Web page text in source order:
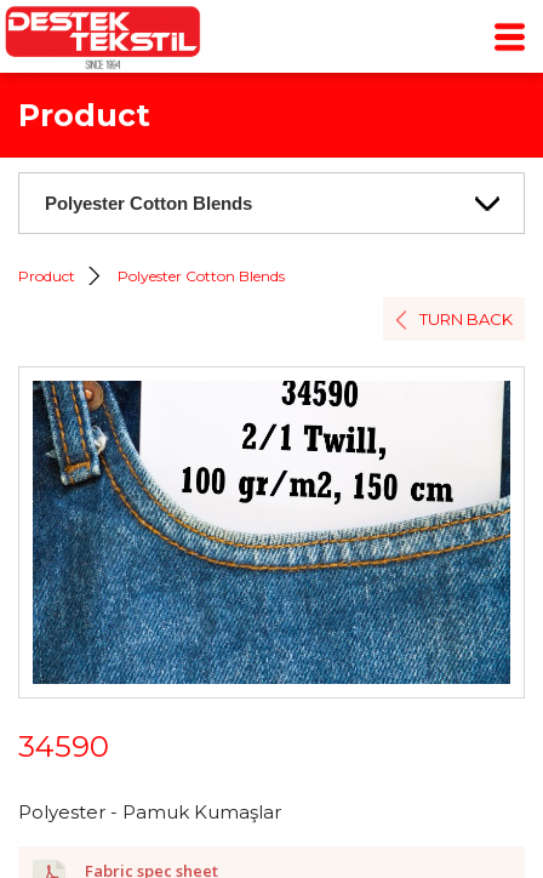
Product
Product Polyester Cotton Blends
TURN BACK
34590
Polyester - Pamuk Kumaşlar
Fabric spec sheet